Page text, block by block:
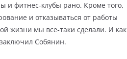
и фитнес-клубы рано. Кроме того,
и отказываться от работы
жизни мы все-таки сделали. И как
Собянин.